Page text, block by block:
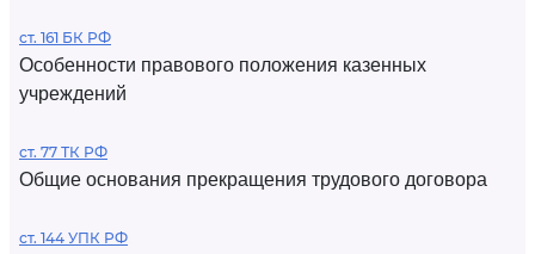
ст. 161 БК РФ
Особенности правового положения казенных
учреждений
ст. 77 ТК РФ
Общие основания прекращения трудового договора
ст. 144 УПК РФ